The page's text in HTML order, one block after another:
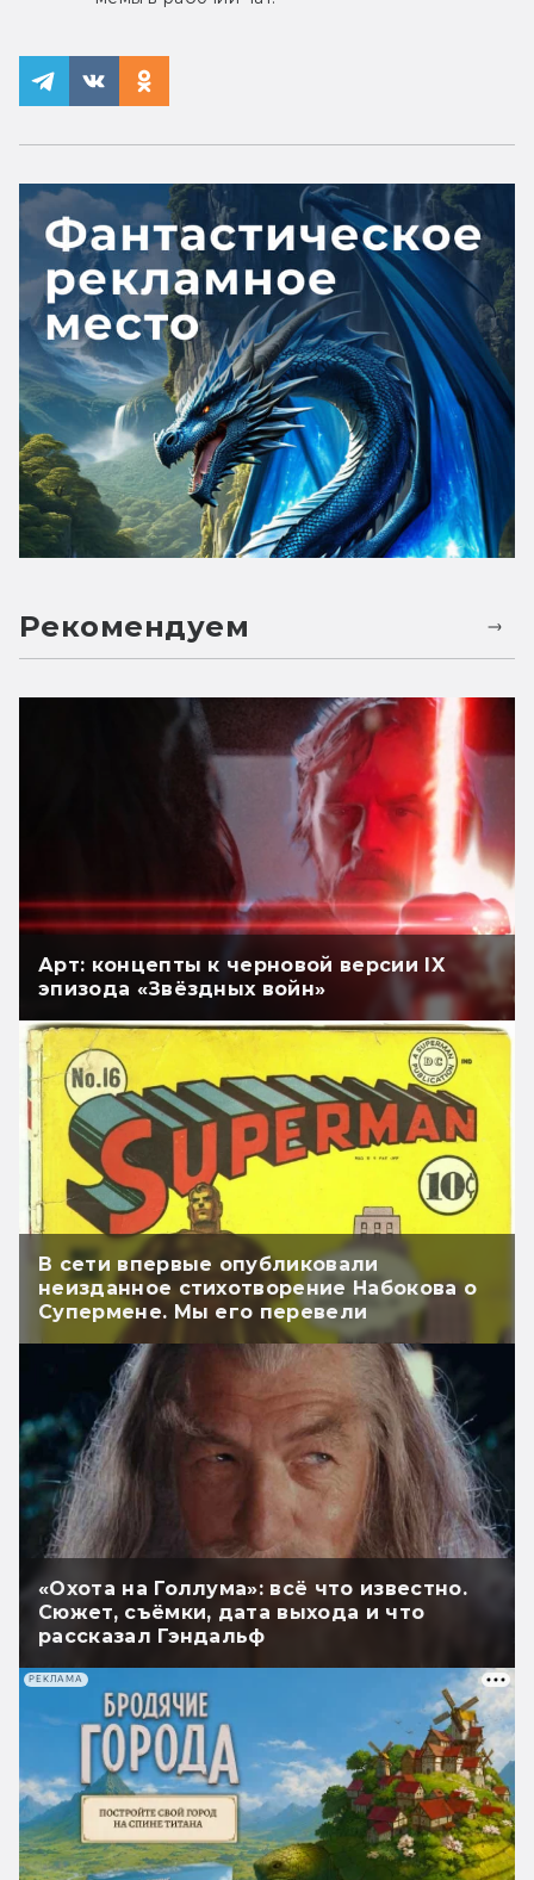
Рекомендуем
Арт: концепты к черновой версии IX
эпизода «Звёздных войн»
В сети впервые опубликовали
неизданное стихотворение Набокова о
Супермене. Мы его перевели
«Охота на Голлума»: всё что известно.
Сюжет, съёмки, дата выхода и что
рассказал Гэндальф
РЕКЛАМА